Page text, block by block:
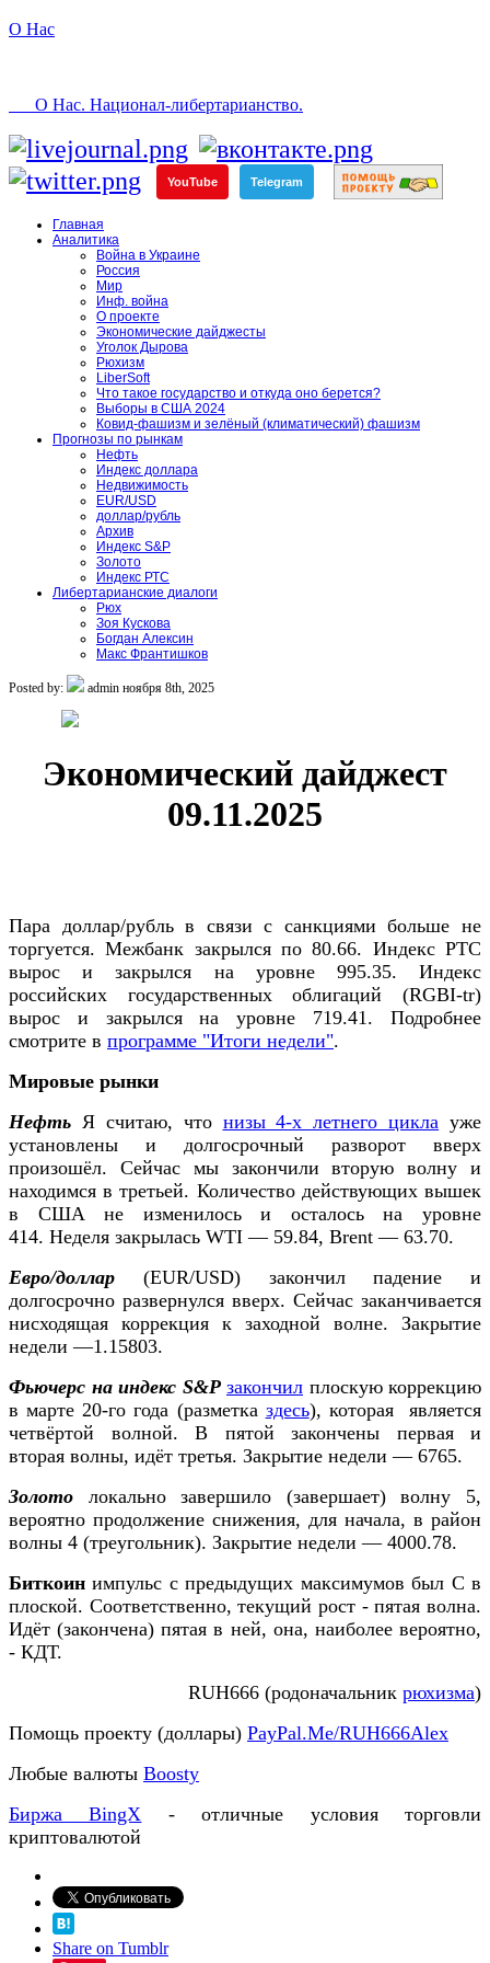
О Нас
О Нас. Национал-либертарианство.
YouTube Telegram
Главная
Аналитика
Война в Украине
Россия
Мир
Инф. война
О проекте
Экономические дайджесты
Уголок Дырова
Рюхизм
LiberSoft
Что такое государство и откуда оно берется?
Выборы в США 2024
Ковид-фашизм и зелёный (климатический) фашизм
Прогнозы по рынкам
Нефть
Индекс доллара
Недвижимость
EUR/USD
доллар/рубль
Архив
Индекс S&P
Золото
Индекс РТС
Либертарианские диалоги
Рюх
Зоя Кускова
Богдан Алексин
Макс Франтишков
Posted by: admin ноября 8th, 2025
Экономический дайджест
09.11.2025
Пара доллар/рубль в связи с санкциями больше не
торгуется. Межбанк закрылся по 80.66. Индекс РТС
вырос и закрылся на уровне 995.35. Индекс
российских государственных облигаций (RGBI-tr)
вырос и закрылся на уровне 719.41. Подробнее
смотрите в программе "Итоги недели".
Мировые рынки
Нефть Я считаю, что низы 4-х летнего цикла уже
установлены и долгосрочный разворот вверх
произошёл. Сейчас мы закончили вторую волну и
находимся в третьей. Количество действующих вышек
в США не изменилось и осталось на уровне
414. Неделя закрылась WTI — 59.84, Brent — 63.70.
Евро/доллар (EUR/USD) закончил падение и
долгосрочно развернулся вверх. Сейчас заканчивается
нисходящая коррекция к заходной волне. Закрытие
недели —1.15803.
Фьючерс на индекс S&P закончил плоскую коррекцию
в марте 20-го года (разметка здесь), которая является
четвёртой волной. В пятой закончены первая и
вторая волны, идёт третья. Закрытие недели — 6765.
Золото локально завершило (завершает) волну 5,
вероятно продолжение снижения, для начала, в район
волны 4 (треугольник). Закрытие недели — 4000.78.
Биткоин импульс с предыдущих максимумов был С в
плоской. Соответственно, текущий рост - пятая волна.
Идёт (закончена) пятая в ней, она, наиболее вероятно,
- КДТ.
RUH666 (родоначальник рюхизма)
Помощь проекту (доллары) PayPal.Me/RUH666Alex
Любые валюты Boosty
Биржа BingX - отличные условия торговли
криптовалютой
Share on Tumblr